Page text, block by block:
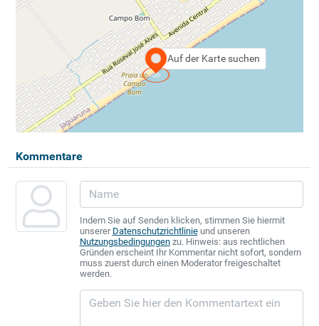
Auf der Karte suchen
Kommentare
Indem Sie auf Senden klicken, stimmen Sie hiermit
unserer Datenschutzrichtlinieund unseren
Nutzungsbedingungenzu. Hinweis: aus rechtlichen
Gründen erscheint Ihr Kommentar nicht sofort, sondern
muss zuerst durch einen Moderator freigeschaltet
werden.